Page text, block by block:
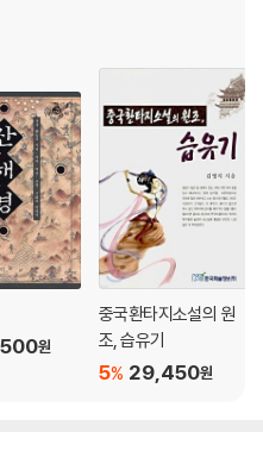
원
중국환타지소설의 원
조, 습유기
29,450원
5%